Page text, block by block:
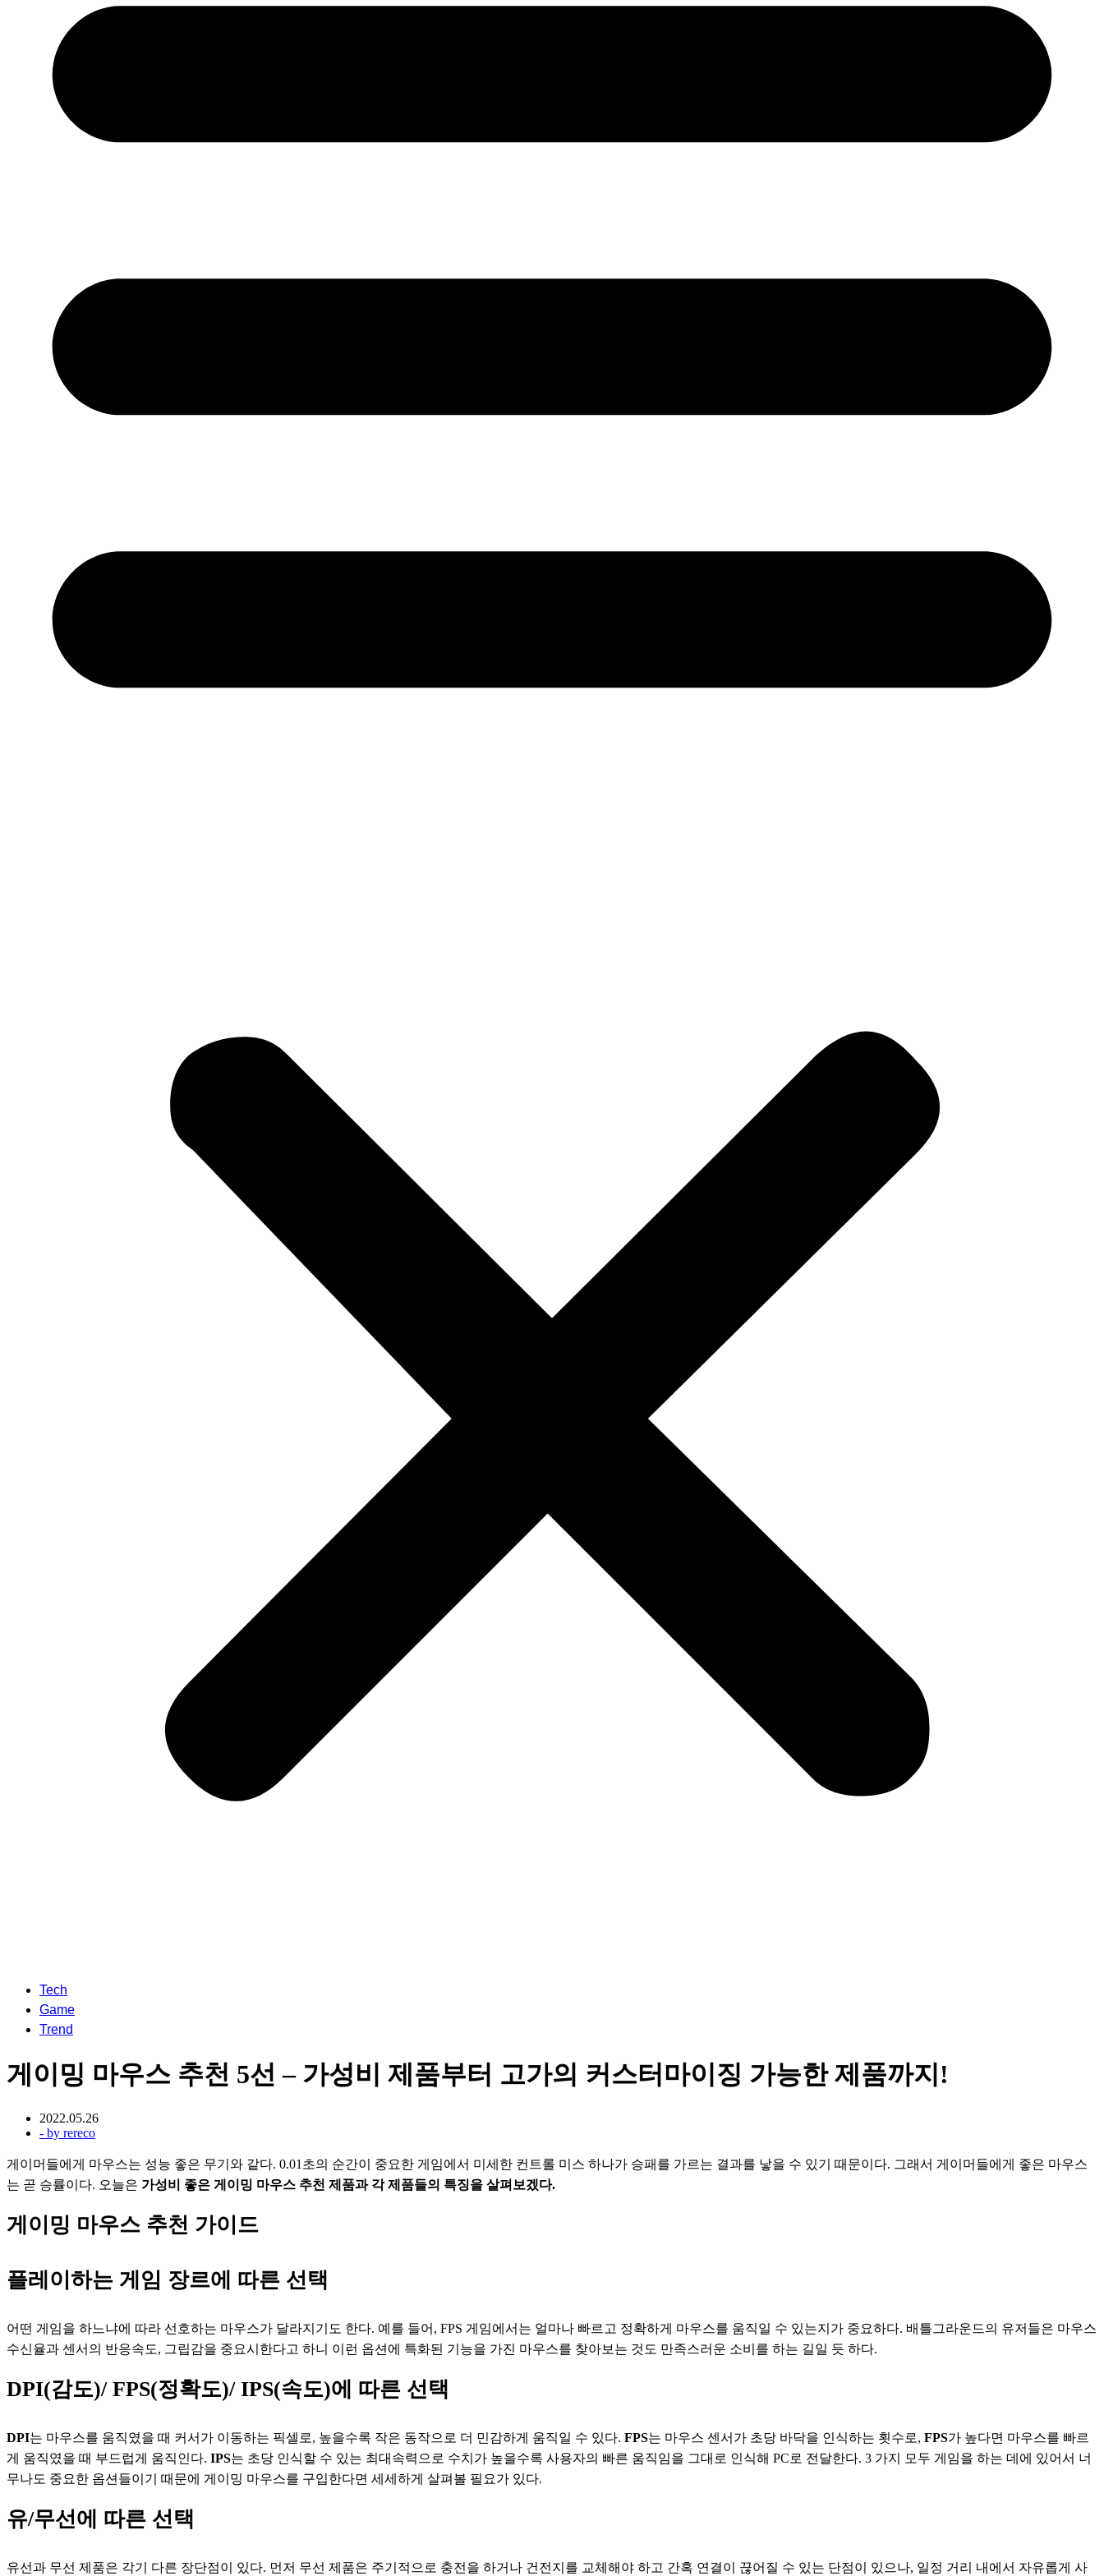
Tech
Game
Trend
게이밍 마우스 추천 5선 – 가성비 제품부터 고가의 커스터마이징 가능한 제품까지!
2022.05.26
- by rereco
게이머들에게 마우스는 성능 좋은 무기와 같다. 0.01초의 순간이 중요한 게임에서 미세한 컨트롤 미스 하나가 승패를 가르는 결과를 낳을 수 있기 때문이다. 그래서 게이머들에게 좋은 마우스
는 곧 승률이다. 오늘은 가성비 좋은 게이밍 마우스 추천 제품과 각 제품들의 특징을 살펴보겠다.
게이밍 마우스 추천 가이드
플레이하는 게임 장르에 따른 선택
어떤 게임을 하느냐에 따라 선호하는 마우스가 달라지기도 한다. 예를 들어, FPS 게임에서는 얼마나 빠르고 정확하게 마우스를 움직일 수 있는지가 중요하다. 배틀그라운드의 유저들은 마우스
수신율과 센서의 반응속도, 그립감을 중요시한다고 하니 이런 옵션에 특화된 기능을 가진 마우스를 찾아보는 것도 만족스러운 소비를 하는 길일 듯 하다.
DPI(감도)/ FPS(정확도)/ IPS(속도)에 따른 선택
DPI는 마우스를 움직였을 때 커서가 이동하는 픽셀로, 높을수록 작은 동작으로 더 민감하게 움직일 수 있다. FPS는 마우스 센서가 초당 바닥을 인식하는 횟수로, FPS가 높다면 마우스를 빠르
게 움직였을 때 부드럽게 움직인다. IPS는 초당 인식할 수 있는 최대속력으로 수치가 높을수록 사용자의 빠른 움직임을 그대로 인식해 PC로 전달한다. 3 가지 모두 게임을 하는 데에 있어서 너
무나도 중요한 옵션들이기 때문에 게이밍 마우스를 구입한다면 세세하게 살펴볼 필요가 있다.
유/무선에 따른 선택
유선과 무선 제품은 각기 다른 장단점이 있다. 먼저 무선 제품은 주기적으로 충전을 하거나 건전지를 교체해야 하고 간혹 연결이 끊어질 수 있는 단점이 있으나, 일정 거리 내에서 자유롭게 사